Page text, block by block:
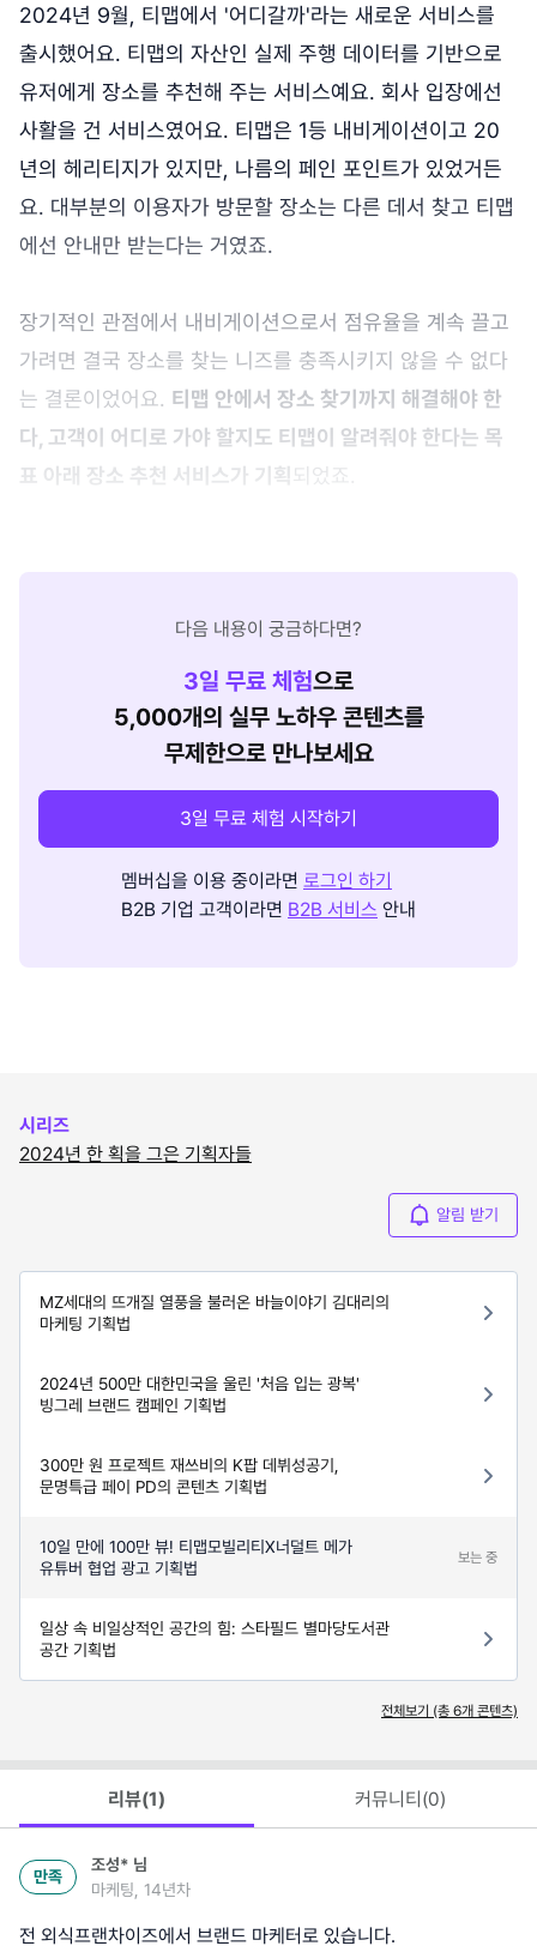
2024년 9월, 티맵에서 '어디갈까'라는 새로운 서비스를
출시했어요. 티맵의 자산인 실제 주행 데이터를 기반으로
유저에게 장소를 추천해 주는 서비스예요. 회사 입장에선
사활을 건 서비스였어요. 티맵은 1등 내비게이션이고 20
년의 헤리티지가 있지만, 나름의 페인 포인트가 있었거든
요. 대부분의 이용자가 방문할 장소는 다른 데서 찾고 티맵
에선 안내만 받는다는 거였죠.
장기적인 관점에서 내비게이션으로서 점유율을 계속 끌고
가려면 결국 장소를 찾는 니즈를 충족시키지 않을 수 없다
는 결론이었어요. 티맵 안에서 장소 찾기까지 해결해야 한
다, 고객이 어디로 가야 할지도 티맵이 알려줘야 한다는 목
표 아래 장소 추천 서비스가 기획 되었죠.
다음 내용이 궁금하다면?
3일 무료 체험으로
5,000개의 실무 노하우 콘텐츠를
무제한으로 만나보세요
3일 무료 체험 시작하기
멤버십을 이용 중이라면 로그인 하기
B2B 기업 고객이라면 B2B 서비스 안내
시리즈
2024년 한 획을 그은 기획자들
알림 받기
MZ세대의 뜨개질 열풍을 불러온 바늘이야기 김대리의
마케팅 기획법
2024년 500만 대한민국을 울린 '처음 입는 광복'
빙그레 브랜드 캠페인 기획법
300만 원 프로젝트 재쓰비의 K팝 데뷔성공기,
문명특급 페이 PD의 콘텐츠 기획법
10일 만에 100만 뷰! 티맵모빌리티X너덜트 메가
유튜버 협업 광고 기획법
보는 중
일상 속 비일상적인 공간의 힘: 스타필드 별마당도서관
공간 기획법
전체보기 (총 6개 콘텐츠)
리뷰(1) 커뮤니티(0)
만족
조성* 님
마케팅, 14년차
전 외식프랜차이즈에서 브랜드 마케터로 있습니다.